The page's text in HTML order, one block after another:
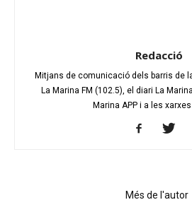
Redacció
Mitjans de comunicació dels barris de
La Marina FM (102.5), el diari La
Marina APP i a les
Més de l'autor